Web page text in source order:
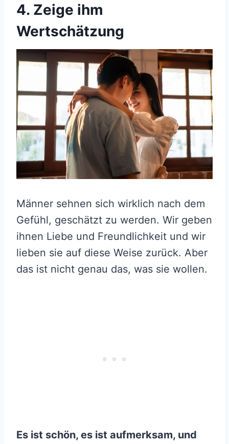
4. Zeige ihm
Wertschätzung
Männer sehnen sich wirklich nach dem
Gefühl, geschätzt zu werden. Wir geben
ihnen Liebe und Freundlichkeit und wir
lieben sie auf diese Weise zurück. Aber
das ist nicht genau das, was sie wollen.
Es ist schön, es ist aufmerksam, und